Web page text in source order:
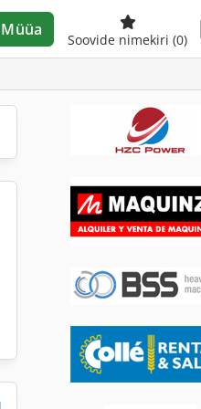
Müüa
Soovide nimekiri (0)